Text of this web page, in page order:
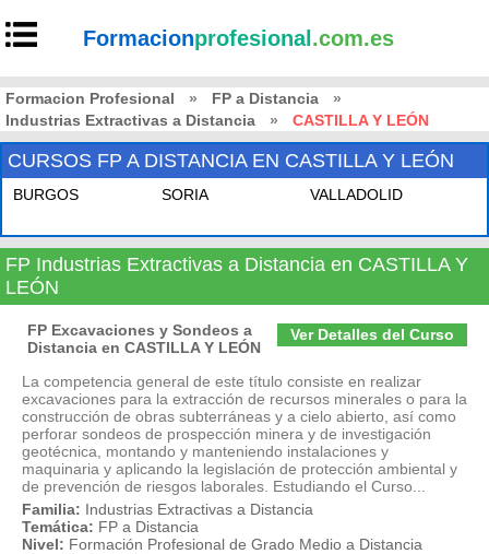
Formacionprofesional .com.es
Formacion Profesional » FP a Distancia
»
Industrias Extractivas a Distancia
» CASTILLA Y LEÓN
CURSOS FP A DISTANCIA EN CASTILLA Y LEÓN
BURGOS SORIA VALLADOLID
FP Industrias Extractivas a Distancia en CASTILLA Y
LEÓN
Ver Detalles del Curso
FP Excavaciones y Sondeos a
Distancia en CASTILLA Y LEÓN
La competencia general de este título consiste en realizar
excavaciones para la extracción de recursos minerales o para la
construcción de obras subterráneas y a cielo abierto, así como
perforar sondeos de prospección minera y de investigación
geotécnica, montando y manteniendo instalaciones y
maquinaria y aplicando la legislación de protección ambiental y
de prevención de riesgos laborales. Estudiando el Curso...
Familia: Industrias Extractivas a Distancia
Temática: FP a Distancia
Nivel: Formación Profesional de Grado Medio a Distancia